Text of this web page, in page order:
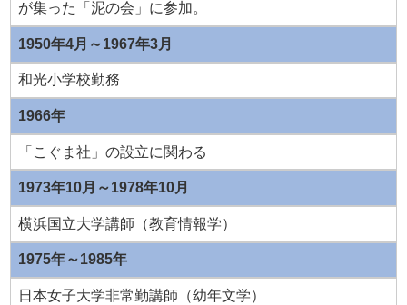
が集った「泥の会」に参加。
1950年4月～1967年3月
和光小学校勤務
1966年
「こぐま社」の設立に関わる
1973年10月～1978年10月
横浜国立大学講師（教育情報学）
1975年～1985年
日本女子大学非常勤講師（幼年文学）